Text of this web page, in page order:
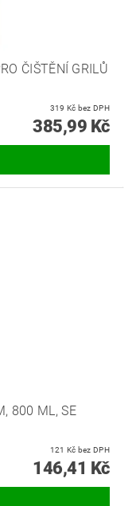
ČIŠTĚNÍ GRILŮ
319 Kč bez DPH
385,99 Kč
800 ML, SE
121 Kč bez DPH
146,41 Kč